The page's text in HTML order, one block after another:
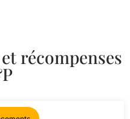
récompenses